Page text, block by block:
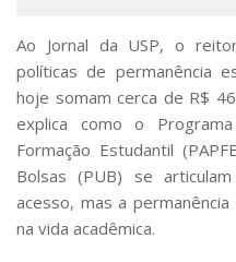
Bibliotecas
Apoio ao Estudante
Segurança, Trânsito e
RH, Administrativo e
Outros serviços
Comunicação
Assessorias e Mídias
Aplicativos e Sites
Ao Jornal da USP, o
políticas de permanência
hoje somam cerca de R$
explica como o
Formação Estudantil
Bolsas (PUB) se
acesso, mas a
na vida acadêmica.